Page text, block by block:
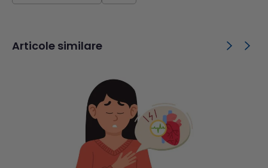
Articole similare